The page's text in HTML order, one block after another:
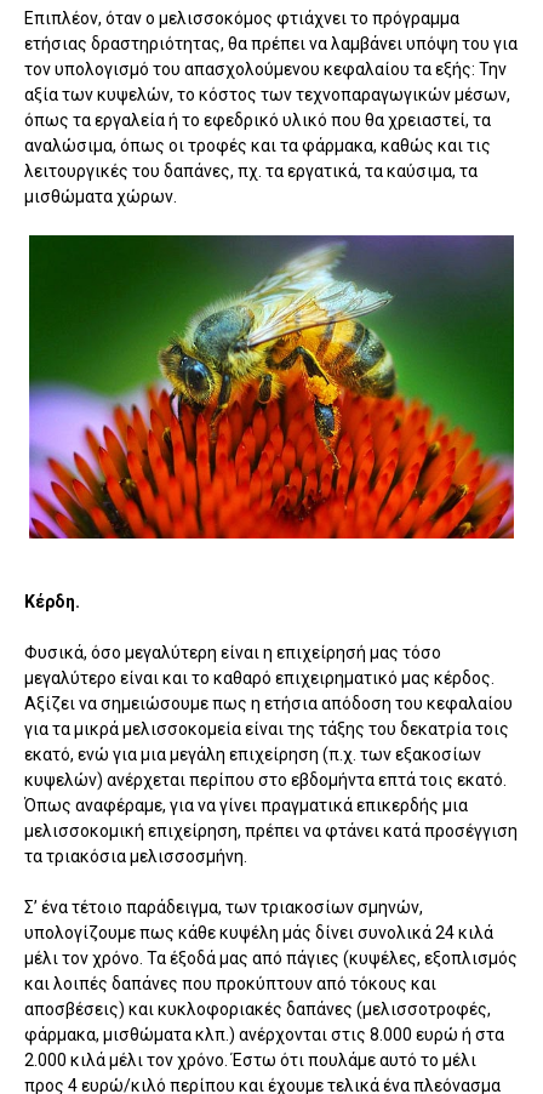
Επιπλέον, όταν ο μελισσοκόμος φτιάχνει το πρόγραμμα
ετήσιας δραστηριότητας, θα πρέπει να λαμβάνει υπόψη του για
τον υπολογισμό του απασχολούμενου κεφαλαίου τα εξής: Την
αξία των κυψελών, το κόστος των τεχνοπαραγωγικών μέσων,
όπως τα εργαλεία ή το εφεδρικό υλικό που θα χρειαστεί, τα
αναλώσιμα, όπως οι τροφές και τα φάρμακα, καθώς και τις
λειτουργικές του δαπάνες, πχ. τα εργατικά, τα καύσιμα, τα
μισθώματα χώρων.
Κέρδη.
Φυσικά, όσο μεγαλύτερη είναι η επιχείρησή μας τόσο
μεγαλύτερο είναι και το καθαρό επιχειρηματικό μας κέρδος.
Αξίζει να σημειώσουμε πως η ετήσια απόδοση του κεφαλαίου
για τα μικρά μελισσοκομεία είναι της τάξης του δεκατρία τοις
εκατό, ενώ για μια μεγάλη επιχείρηση (π.χ. των εξακοσίων
κυψελών) ανέρχεται περίπου στο εβδομήντα επτά τοις εκατό.
Όπως αναφέραμε, για να γίνει πραγματικά επικερδής μια
μελισσοκομική επιχείρηση, πρέπει να φτάνει κατά προσέγγιση
τα τριακόσια μελισσοσμήνη.
Σ’ ένα τέτοιο παράδειγμα, των τριακοσίων σμηνών,
υπολογίζουμε πως κάθε κυψέλη μάς δίνει συνολικά 24 κιλά
μέλι τον χρόνο. Τα έξοδά μας από πάγιες (κυψέλες, εξοπλισμός
και λοιπές δαπάνες που προκύπτουν από τόκους και
αποσβέσεις) και κυκλοφοριακές δαπάνες (μελισσοτροφές,
φάρμακα, μισθώματα κλπ.) ανέρχονται στις 8.000 ευρώ ή στα
2.000 κιλά μέλι τον χρόνο. Έστω ότι πουλάμε αυτό το μέλι
προς 4 ευρώ/κιλό περίπου και έχουμε τελικά ένα πλεόνασμα